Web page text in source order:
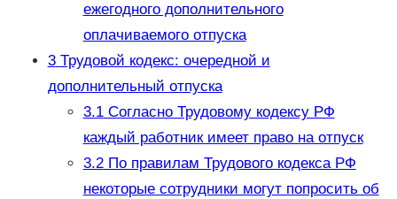
ежегодного дополнительного
оплачиваемого отпуска
3Трудовой кодекс: очередной и
дополнительный отпуска
3.1Согласно Трудовому кодексу РФ
каждый работник имеет право на отпуск
3.2По правилам Трудового кодекса РФ
некоторые сотрудники могут попросить об